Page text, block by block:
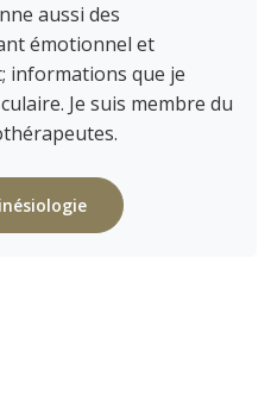
aussi des
émotionnel et
informations que je
Je suis membre du